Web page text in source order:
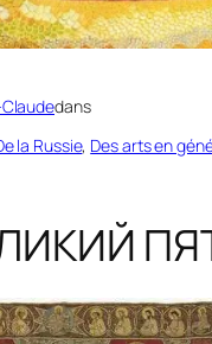
dans
la Russie, Des arts en